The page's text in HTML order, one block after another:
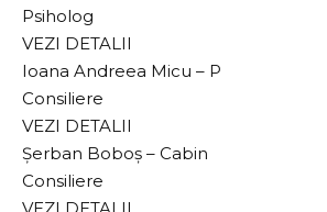
Psiholog
VEZI DETALII
Ioana Andreea Micu – P
Consiliere
VEZI DETALII
Șerban Boboș – Cabin
Consiliere
VEZI DETALII